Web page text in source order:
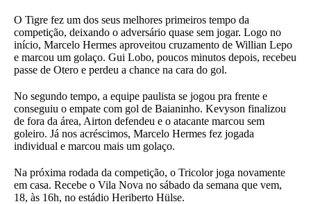
O Tigre fez um dos seus melhores primeiros tempo da
competição, deixando o adversário quase sem jogar. Logo no
início, Marcelo Hermes aproveitou cruzamento de Willian Lepo
e marcou um golaço. Gui Lobo, poucos minutos depois, recebeu
passe de Otero e perdeu a chance na cara do gol.
No segundo tempo, a equipe paulista se jogou pra frente e
conseguiu o empate com gol de Baianinho. Kevyson finalizou
de fora da área, Airton defendeu e o atacante marcou sem
goleiro. Já nos acréscimos, Marcelo Hermes fez jogada
individual e marcou mais um golaço.
Na próxima rodada da competição, o Tricolor joga novamente
em casa. Recebe o Vila Nova no sábado da semana que vem,
18, às 16h, no estádio Heriberto Hülse.